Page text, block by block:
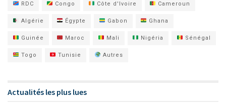
RDC Congo Côte d'Ivoire Cameroun
Algérie Égypte Gabon Ghana
Guinée Maroc Mali Nigéria Sénégal
Togo Tunisie Autres
Actualités les plus lues